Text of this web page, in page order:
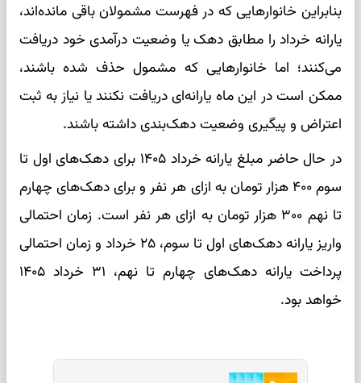
بنابراین خانوارهایی که در فهرست مشمولان باقی مانده‌اند،
یارانه خرداد را مطابق دهک یا وضعیت درآمدی خود دریافت
می‌کنند؛ اما خانوارهایی که مشمول حذف شده باشند،
ممکن است در این ماه یارانه‌ای دریافت نکنند یا نیاز به ثبت
اعتراض و پیگیری وضعیت دهک‌بندی داشته باشند.
در حال حاضر مبلغ یارانه خرداد ۱۴۰۵ برای دهک‌های اول تا
سوم ۴۰۰ هزار تومان به ازای هر نفر و برای دهک‌های چهارم
تا نهم ۳۰۰ هزار تومان به ازای هر نفر است. زمان احتمالی
واریز یارانه دهک‌های اول تا سوم، ۲۵ خرداد و زمان احتمالی
پرداخت یارانه دهک‌های چهارم تا نهم، ۳۱ خرداد ۱۴۰۵
خواهد بود.